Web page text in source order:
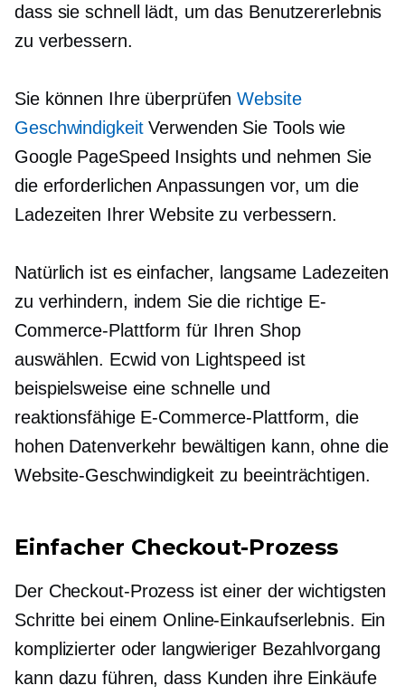
dass sie schnell lädt, um das Benutzererlebnis
zu verbessern.
Sie können Ihre überprüfenWebsite
GeschwindigkeitVerwenden Sie Tools wie
Google PageSpeed ​​Insights und nehmen Sie
die erforderlichen Anpassungen vor, um die
Ladezeiten Ihrer Website zu verbessern.
Natürlich ist es einfacher, langsame Ladezeiten
zu verhindern, indem Sie die richtige E-
Commerce-Plattform für Ihren Shop
auswählen. Ecwid von Lightspeed ist
beispielsweise eine schnelle und
reaktionsfähige E-Commerce-Plattform, die
hohen Datenverkehr bewältigen kann, ohne die
Website-Geschwindigkeit zu beeinträchtigen.
Einfacher Checkout-Prozess
Der Checkout-Prozess ist einer der wichtigsten
Schritte bei einem Online-Einkaufserlebnis. Ein
komplizierter oder langwieriger Bezahlvorgang
kann dazu führen, dass Kunden ihre Einkäufe